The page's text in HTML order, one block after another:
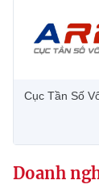
Tin địa
Sở hữu trí
Ảnh
Cục Tần Số
Doanh